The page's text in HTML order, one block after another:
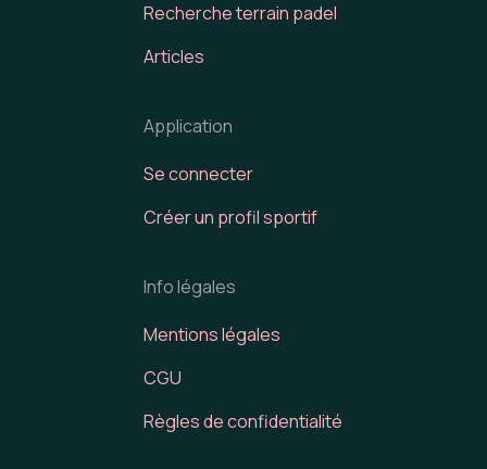
Recherche terrain padel
Articles
Application
Se connecter
Créer un profil sportif
Info légales
Mentions légales
CGU
Règles de confidentialité